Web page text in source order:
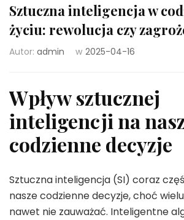
Sztuczna inteligencja w
życiu: rewolucja czy
Autor: admin w 2025-04-16
Wpływ sztucznej
inteligencji na
codzienne decyzje
Sztuczna inteligencja (SI) coraz
nasze codzienne decyzje, choć
nawet nie zauważać. Inteligentne